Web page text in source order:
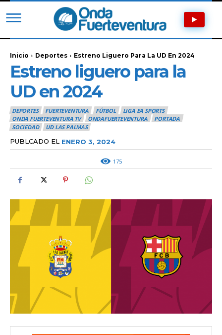
Inicio Deportes Estreno Liguero Para La UD En 2024
Estreno liguero para la
UD en 2024
DEPORTES FUERTEVENTURA FÚTBOL
LIGA EA SPORTS
ONDA FUERTEVENTURA TV
ONDAFUERTEVENTURA
PORTADA
SOCIEDAD
UD LAS PALMAS
PUBLCADO EL ENERO 3, 2024
175